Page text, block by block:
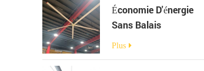
Économie D'énergie
Sans Balais
Ventilation Gros Cul
Plus